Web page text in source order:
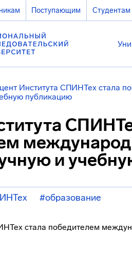
Поступающим Студентам
Института СПИНТех стала
публикацию
и
#образование